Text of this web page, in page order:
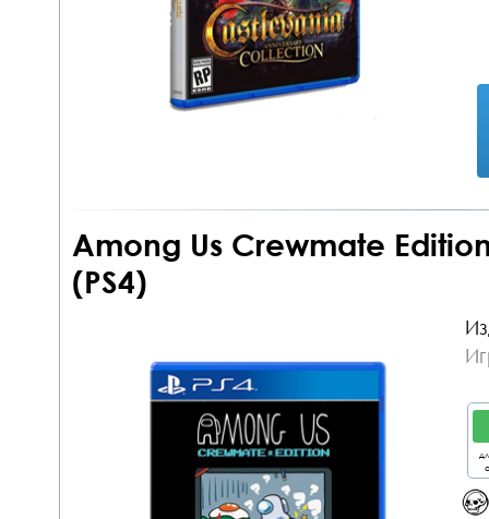
Among Us Crewmate
(PS4)